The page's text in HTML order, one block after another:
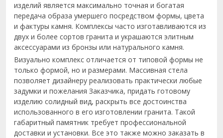
изделий является максимально точная и богатая
передача образа умершего посредством формы, цвета
и фактуры камня. Комплексы часто изготавливаются из
двух и более сортов гранита и украшаются элитным
аксессуарами из бронзы или натурального камня.
Визуально комплекс отличается от типовой формы не
только формой, но и размерами. Массивная стела
позволяет дизайнеру реализовать практически любые
задумки и пожелания Заказчика, придать готовому
изделию солидный вид, раскрыть все достоинства
использованного в его изготовлении гранита. Такой
габаритный памятник требует профессиональной
доставки и установки. Все это также можно заказать в